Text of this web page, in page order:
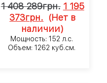
1 408 289грн. 1 195
373грн. (Нет в
наличии)
Мощность: 152 л.с.
Объем: 1262 куб.см.